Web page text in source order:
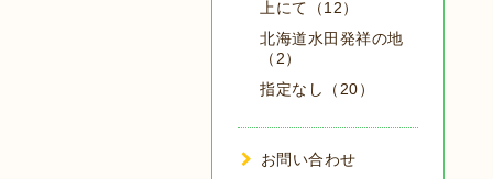
上にて（12）
北海道水田発祥の地
（2）
指定なし（20）
お問い合わせ